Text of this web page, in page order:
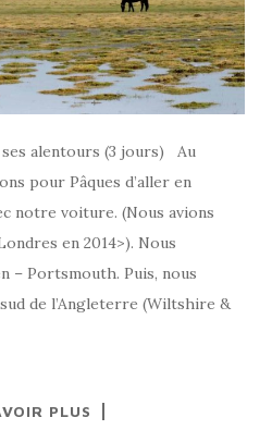
alentours (3 jours) Au
pour Pâques d’aller en
notre voiture. (Nous avions
en 2014>). Nous
– Portsmouth. Puis, nous
de l’Angleterre (Wiltshire &
PLUS